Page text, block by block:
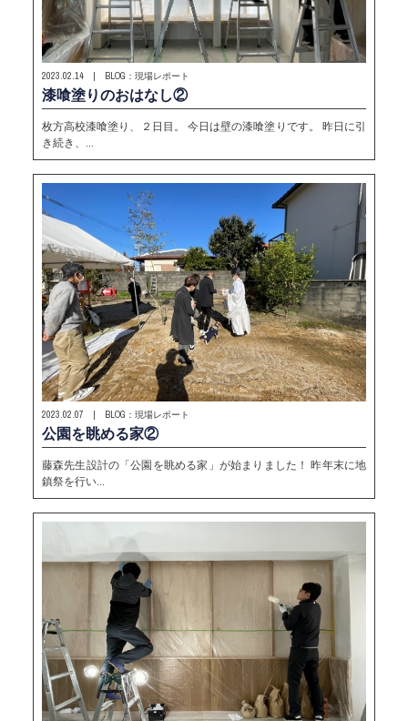
2023.02.14 | BLOG：現場レポート
漆喰塗りのおはなし②
枚方高校漆喰塗り、２日目。 今日は壁の漆喰塗りです。 昨日に引
き続き、…
2023.02.07 | BLOG：現場レポート
公園を眺める家②
藤森先生設計の「公園を眺める家」が始まりました！ 昨年末に地
鎮祭を行い…